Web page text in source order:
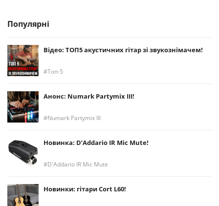
Популярні
Відео: ТОП5 акустичних гітар зі звукознімачем!
Топ-5
Анонс: Numark Partymix III!
Numark Partymix III
Новинка: D’Addario IR Mic Mute!
D'Addario IR Mic Mute
Новинки: гітари Cort L60!